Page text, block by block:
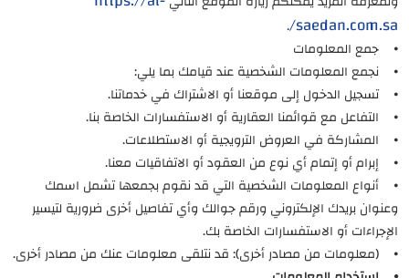
saedan.com.sa/
.
⦁ جمع المعلومات
⦁ نجمع المعلومات الشخصية عند قيامك بما يلي:
⦁ تسجيل الدخول إلى موقعنا أو الاشتراك في خدماتنا.
⦁ التفاعل مع قوائمنا العقارية أو الاستفسارات الخاصة بنا.
⦁ المشاركة في العروض الترويجية أو الاستطلاعات.
⦁ إبرام أو إتمام أي نوع من العقود أو الاتفاقيات معنا.
⦁ أنواع المعلومات الشخصية التي قد نقوم بجمعها تشمل اسمك
وعنوان بريدك الإلكتروني ورقم جوالك وأي تفاصيل أخرى ضرورية لتيسير
الإجراءات أو الاستفسارات الخاصة بك.
⦁ (معلومات من مصادر أخرى): قد نتلقى معلومات عنك من مصادر أخرى.